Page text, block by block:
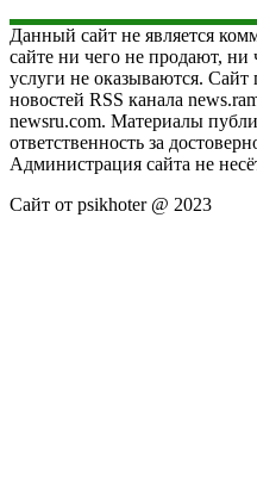
Данный сайт не является
сайте ни чего не продают,
услуги не оказываются. Сайт
новостей RSS канала
newsru.com. Материалы
ответственность за
Администрация сайта не
Сайт от psikhoter @ 2023